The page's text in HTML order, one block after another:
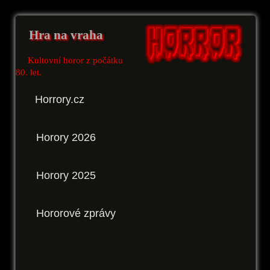
Hra na vraha
Kultovní horor z počátku
80. let.
Horrory.cz
Horory 2026
Horory 2025
Hororové zprávy